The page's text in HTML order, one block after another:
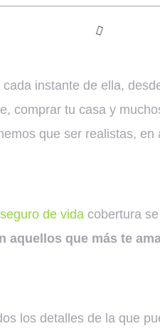
instante de ella,
comprar tu casa y
que ser realistas,
seguro de vida cobertura
aquellos que más te
los detalles de la que